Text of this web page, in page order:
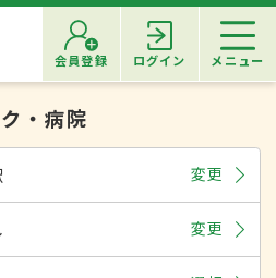
会員登録 ログイン メニュー
・病院
変更
変更